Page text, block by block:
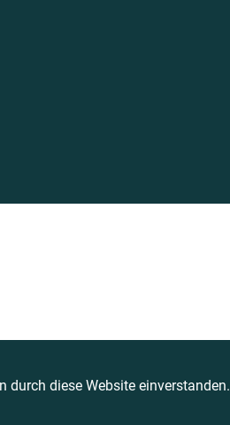
durch diese Website einverstanden.